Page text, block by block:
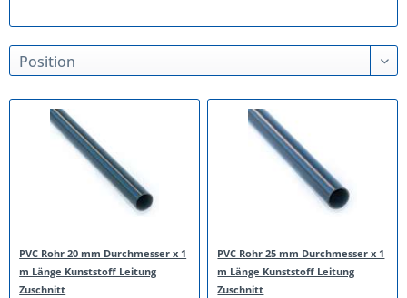
PVC Rohr 20 mm Durchmesser x 1
m Länge Kunststoff Leitung
Zuschnitt
PVC Rohr 25 mm Durchmesser x 1
m Länge Kunststoff Leitung
Zuschnitt